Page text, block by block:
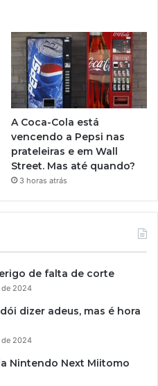
A Coca-Cola está
vencendo a Pepsi nas
prateleiras e em Wall
Street. Mas até quando?
3 horas atrás
de falta de corte
de 2024
dizer adeus, mas é hora
de 2024
Nintendo Next Miitomo